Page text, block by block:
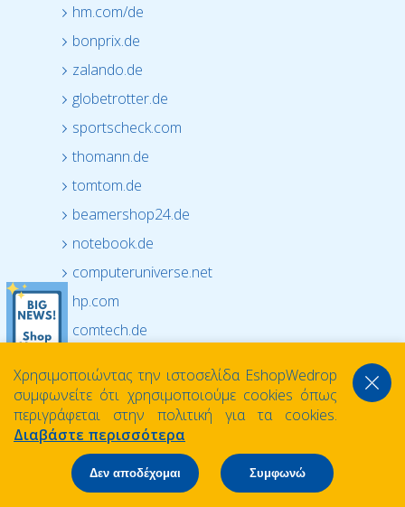
hm.com/de
bonprix.de
zalando.de
globetrotter.de
sportscheck.com
thomann.de
tomtom.de
beamershop24.de
notebook.de
computeruniverse.net
hp.com
comtech.de
medion.com
apple.de
alternate.de
notebooksbilliger.de
Χρησιμοποιώντας την ιστοσελίδα EshopWedrop
συμφωνείτε ότι χρησιμοποιούμε cookies όπως
περιγράφεται στην πολιτική για τα cookies.
Διαβάστε περισσότερα
Δεν αποδέχομαι Συμφωνώ